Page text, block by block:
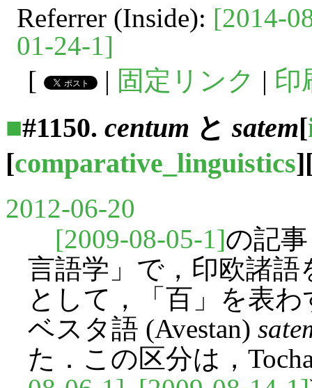
Referrer (Inside): [2014-
01-24-1]
[
| 固定リンク | 印
■#1150. centum とsatem[
[comparative_linguistics
2012-06-20
[2009-08-05-1]の記
言語学」で，印欧諸
として，「百」を表
ベスタ語 (Avestan)
た．この区分は，